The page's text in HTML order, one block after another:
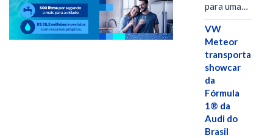
para uma…
VW
Meteor
transporta
showcar
da
Fórmula
1® da
Audi do
Brasil